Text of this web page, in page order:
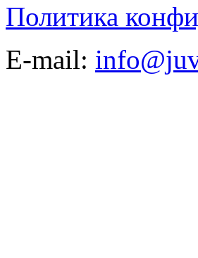
Политика
E-mail: